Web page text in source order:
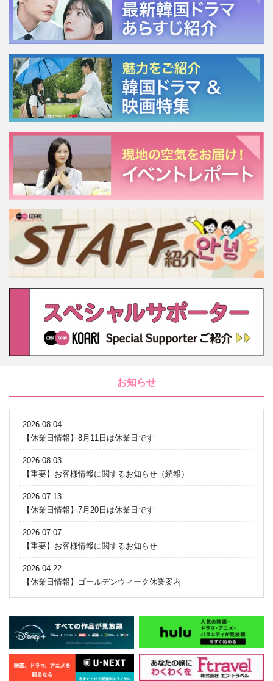
お知らせ
2026.08.04
【休業日情報】8月11日は休業日です
2026.08.03
【重要】お客様情報に関するお知らせ（続報）
2026.07.13
【休業日情報】7月20日は休業日です
2026.07.07
【重要】お客様情報に関するお知らせ
2026.04.22
【休業日情報】ゴールデンウィーク休業案内